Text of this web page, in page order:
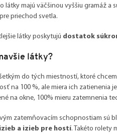
majú väčšinou vyššiu gramáž
priechod svetla.
látky poskytujú dostatok
látky?
do tých miestností, ktoré
na 100 %, ale miera ich zatienenia
na okne, 100% mieru zatemnenia
zatemňovacím schopnostiam sú
a izieb pre hostí. Takéto rolety